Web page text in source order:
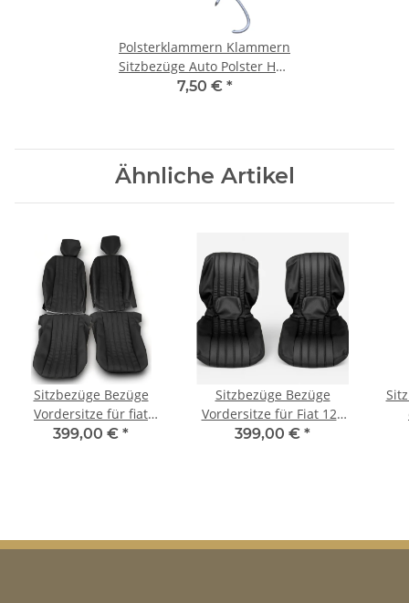
Polsterklammern Klammern
Sitzbezüge Auto Polster Hog
Rings Sattlerei 100 Stück
7,50 € *
Ähnliche Artikel
Sitzbezüge Bezüge
Vordersitze für fiat
spider US-Modell 1979 -
399,00 € *
Sitzbezüge Bezüge
Vordersitze für Fiat 124
Spider Baujahr 1979-
399,00 € *